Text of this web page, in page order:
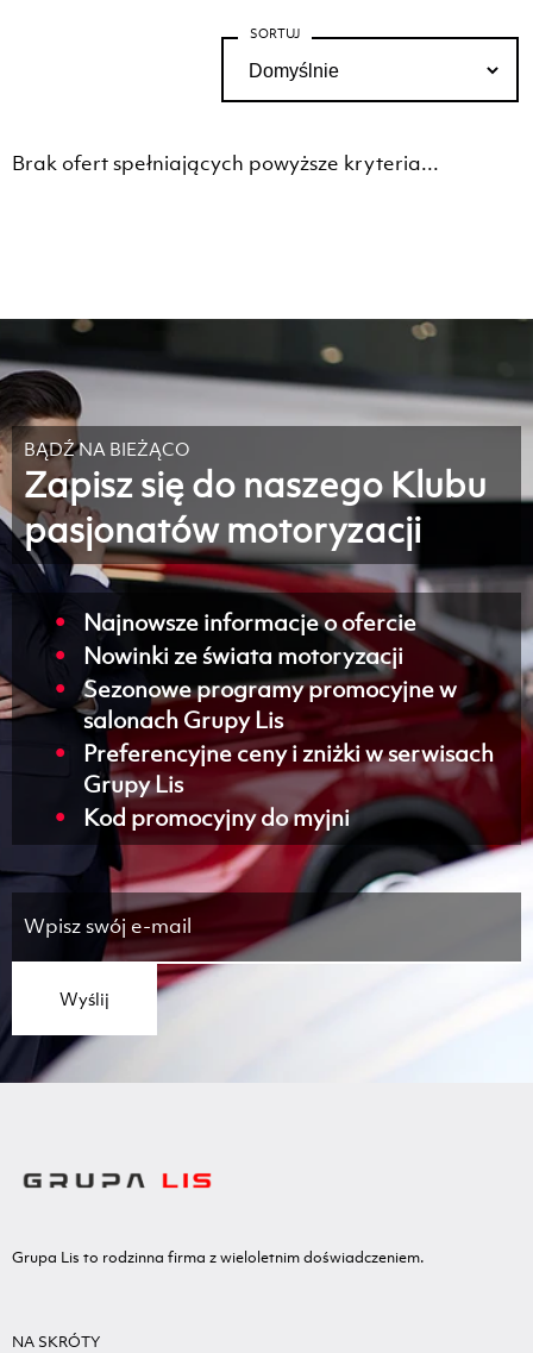
SORTUJ
Brak ofert spełniających powyższe kryteria...
BĄDŹ NA BIEŻĄCO
Zapisz się do naszego Klubu
pasjonatów motoryzacji
Najnowsze informacje o ofercie
Nowinki ze świata motoryzacji
Sezonowe programy promocyjne w
salonach Grupy Lis
Preferencyjne ceny i zniżki w serwisach
Grupy Lis
Kod promocyjny do myjni
Wyślij
Grupa Lis to rodzinna firma z wieloletnim doświadczeniem.
NA SKRÓTY